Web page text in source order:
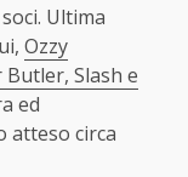
Ultima
Ozzy
Slash e
ed
atteso circa